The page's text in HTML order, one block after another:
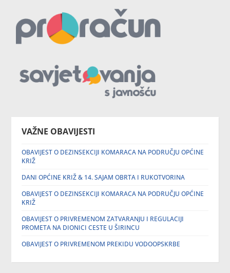
VAŽNE OBAVIJESTI
OBAVIJEST O DEZINSEKCIJI KOMARACA NA PODRUČJU OPĆINE
KRIŽ
DANI OPĆINE KRIŽ & 14. SAJAM OBRTA I RUKOTVORINA
OBAVIJEST O DEZINSEKCIJI KOMARACA NA PODRUČJU OPĆINE
KRIŽ
OBAVIJEST O PRIVREMENOM ZATVARANJU I REGULACIJI
PROMETA NA DIONICI CESTE U ŠIRINCU
OBAVIJEST O PRIVREMENOM PREKIDU VODOOPSKRBE